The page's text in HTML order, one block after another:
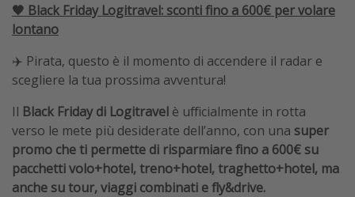
🖤 Black Friday Logitravel: sconti fino a 600€ per volare
lontano
✈️ Pirata, questo è il momento di accendere il radar e
scegliere la tua prossima avventura!
Il Black Friday di Logitravel è ufficialmente in rotta
verso le mete più desiderate dell’anno, con una super
promo che ti permette di risparmiare fino a 600€ su
pacchetti volo+hotel, treno+hotel, traghetto+hotel, ma
anche su tour, viaggi combinati e fly&drive.